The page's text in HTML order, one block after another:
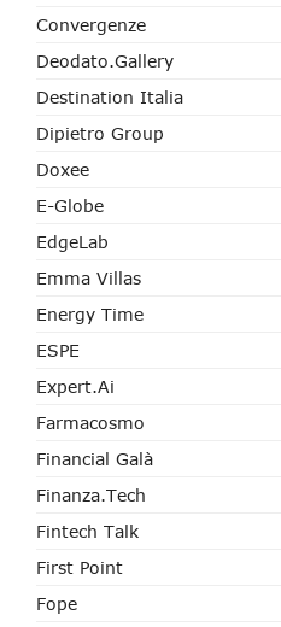
Convergenze
Deodato.Gallery
Destination Italia
Dipietro Group
Doxee
E-Globe
EdgeLab
Emma Villas
Energy Time
ESPE
Expert.ai
Farmacosmo
Financial Galà
Finanza.tech
Fintech Talk
First Point
Fope